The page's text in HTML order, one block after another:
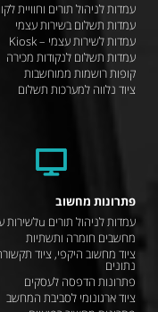
עמדות לניהול תורים וחוויית
עמדות תשלום בשירות עצמי
עמדות לשירות עצמי – Kiosk
עמדות תשלום לנקודות מכירה
קופות רושמות ממוחשבות
ציוד נלווה למערכות תשלום
פתרונות מחשוב
עמדות לניהול תורים uלשירות עצמי
מחשבים חומרה ותשתיות
ציוד מחשוב היקפי, ציוד תקשורת
נתונים
פתרונות הדפסה לעסקים
ציוד ארגונומי לסביבת המחשב